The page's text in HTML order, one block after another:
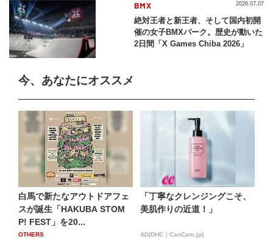
BMX
絶対王者と新王者、そして国内初開
催の女子BMXパーク。歴史が動いた
2日間「X Games Chiba 2026」
2026.07.07
今、あなたにオススメ
白馬で新たなアウトドアフェ
スが誕生「HAKUBA STOM
P! FEST」を20...
OTHERS
「丁寧なクレンジングこそ、
美肌作りの近道！」
AD(DHC｜CanCam.jp)